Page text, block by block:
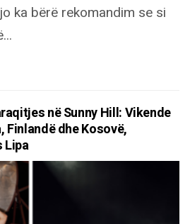
ka bërë rekomandim se si
në Sunny Hill: Vikende
Finlandë dhe Kosovë,
Lipa